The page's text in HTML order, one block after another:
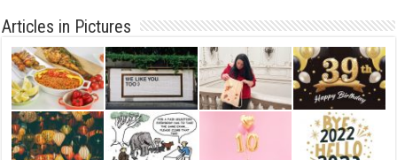
Articles in Pictures